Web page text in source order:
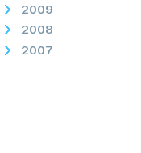
2009
2008
2007